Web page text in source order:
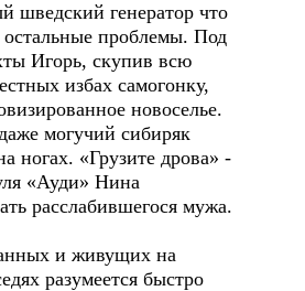
шведский генератор что
проблемы. Под
Игорь, скупив всю
избах самогонку,
новоселье.
могучий сибиряк
ногах. «Грузите дрова» -
«Ауди» Нина
расслабившегося мужа.
и живущих на
разумеется быстро